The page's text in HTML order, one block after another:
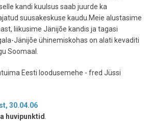
kandi kuulsus saab juurde ka
suusakeskuse kaudu.Meie alustasime
liikusime Jänijõe kandis ja tagasi
Jänijõe ühinemiskohas on alati kevaditi
Soomaal.
Eesti loodusemehe - fred Jüssi
30.04.06
huvipunktid